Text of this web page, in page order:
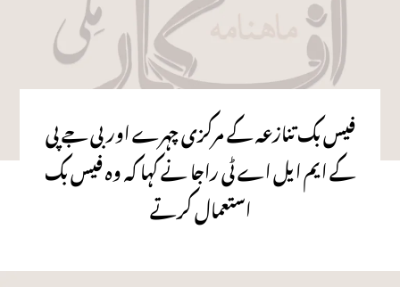
فیس بک تنازعہ کے مرکزی چہرے اور بی جے پی
کے ایم ایل اے ٹی راجا نے کہا کہ وہ فیس بک
استعمال کرتے